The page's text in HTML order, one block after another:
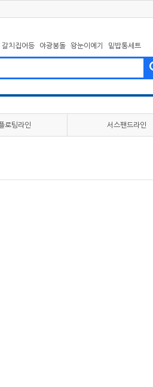
갈치집어등 야광봉돌 왕눈이에기 밑밥통세트
로팅라인 서스팬드라인